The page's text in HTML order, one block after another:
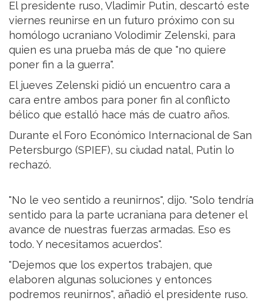
El presidente ruso, Vladimir Putin, descartó este
viernes reunirse en un futuro próximo con su
homólogo ucraniano Volodimir Zelenski, para
quien es una prueba más de que "no quiere
poner fin a la guerra".
El jueves Zelenski pidió un encuentro cara a
cara entre ambos para poner fin al conflicto
bélico que estalló hace más de cuatro años.
Durante el Foro Económico Internacional de San
Petersburgo (SPIEF), su ciudad natal, Putin lo
rechazó.
"No le veo sentido a reunirnos", dijo. "Solo tendría
sentido para la parte ucraniana para detener el
avance de nuestras fuerzas armadas. Eso es
todo. Y necesitamos acuerdos".
"Dejemos que los expertos trabajen, que
elaboren algunas soluciones y entonces
podremos reunirnos", añadió el presidente ruso.